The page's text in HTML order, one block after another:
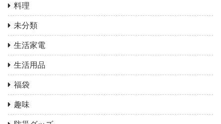
料理
未分類
生活家電
生活用品
福袋
趣味